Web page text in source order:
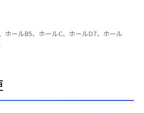
ホールB5、ホールC、ホールD7、ホール